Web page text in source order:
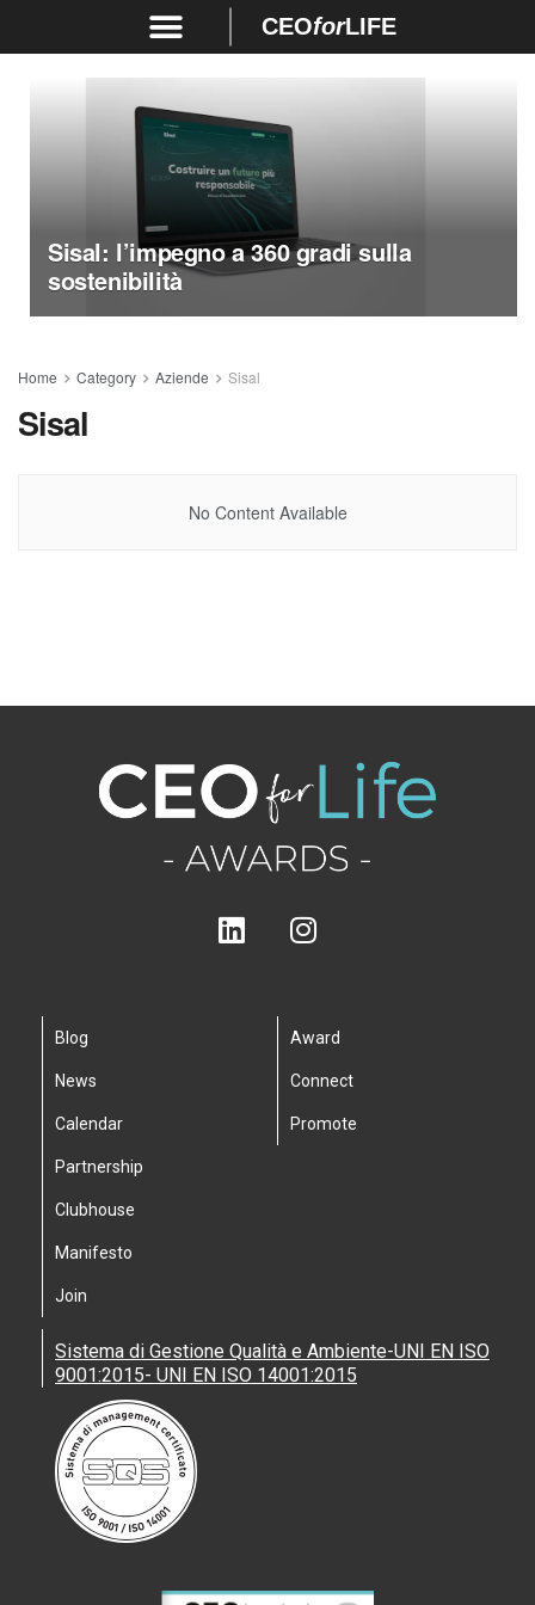
CEOforLIFE
Sisal: l’impegno a 360 gradi sulla
sostenibilità
Home Category Aziende Sisal
Sisal
No Content Available
Blog
News
Calendar
Partnership
Clubhouse
Manifesto
Join
Award
Connect
Promote
Sistema di Gestione Qualità e Ambiente-UNI EN ISO
9001:2015- UNI EN ISO 14001:2015